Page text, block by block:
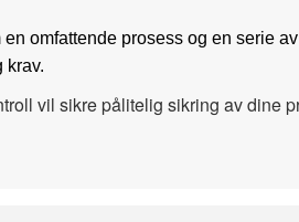
omfattende prosess og en serie
krav.
vil sikrepålitelig sikring avdine